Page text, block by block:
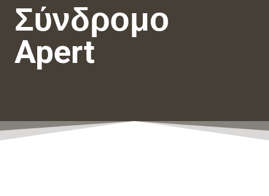
Σύνδρομο
Apert